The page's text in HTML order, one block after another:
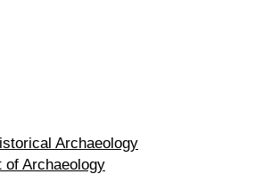
Archaeology
Archaeology